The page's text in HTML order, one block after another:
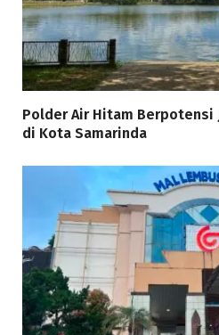
Polder Air Hitam Berpotensi
di Kota Samarinda